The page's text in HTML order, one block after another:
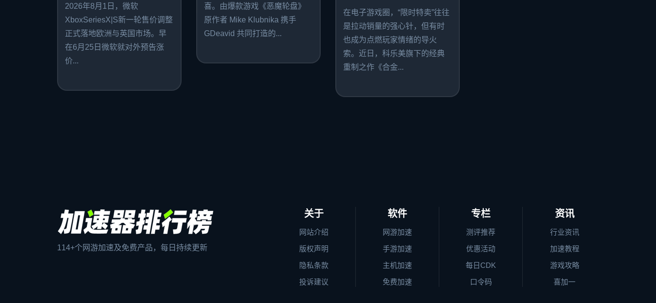
2026年8月1日，微软
XboxSeriesX|S新一轮售价调整
正式落地欧洲与英国市场。早
在6月25日微软就对外预告涨
价...
喜。由爆款游戏《恶魔轮盘》
原作者 Mike Klubnika 携手
GDeavid 共同打造的...
在电子游戏圈，“限时特卖”往往
是拉动销量的强心针，但有时
也成为点燃玩家情绪的导火
索。近日，科乐美旗下的经典
重制之作《合金...
114+个网游加速及免费产品，每日持续更新
关于
网站介绍
版权声明
隐私条款
投诉建议
软件
网游加速
手游加速
主机加速
免费加速
专栏
测评推荐
优惠活动
每日CDK
口令码
资讯
行业资讯
加速教程
游戏攻略
喜加一